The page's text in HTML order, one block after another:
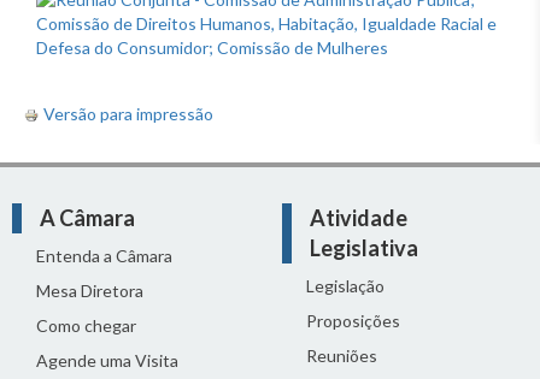
Versão para impressão
A Câmara
Entenda a Câmara
Mesa Diretora
Como chegar
Agende uma Visita
Atividade
Legislativa
Legislação
Proposições
Reuniões